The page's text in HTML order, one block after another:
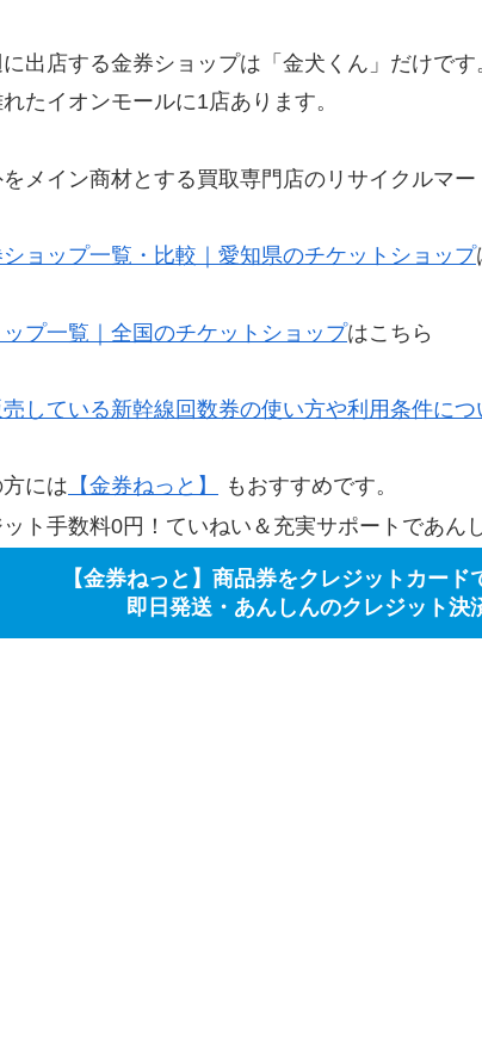
出店する金券ショップは「金犬くん」だけで
たイオンモールに1店あります。
メイン商材とする買取専門店のリサイクルマー
ョップ一覧・比較｜愛知県のチケットショップ
プ一覧｜全国のチケットショップはこちら
している新幹線回数券の使い方や利用条件につ
には 【金券ねっと】
もおすすめです。
ト手数料0円！ていねい＆充実サポートであん
【金券ねっと】商品券をクレジットカード
即日発送・あんしんのクレジット決